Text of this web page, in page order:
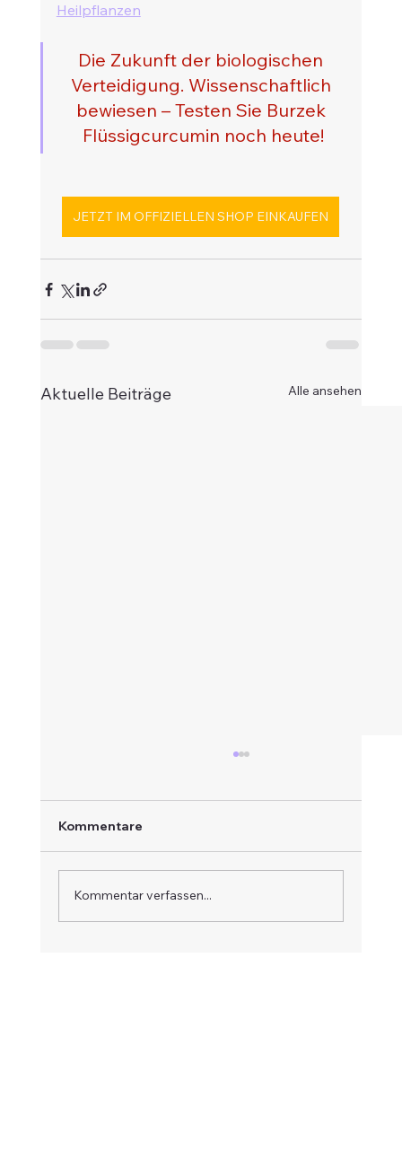
Heilpflanzen
Die Zukunft der biologischen
Verteidigung. Wissenschaftlich
bewiesen – Testen Sie Burzek
Flüssigcurcumin noch heute!
JETZT IM OFFIZIELLEN SHOP EINKAUFEN
Aktuelle Beiträge Alle ansehen
Kommentare
Kommentar verfassen...